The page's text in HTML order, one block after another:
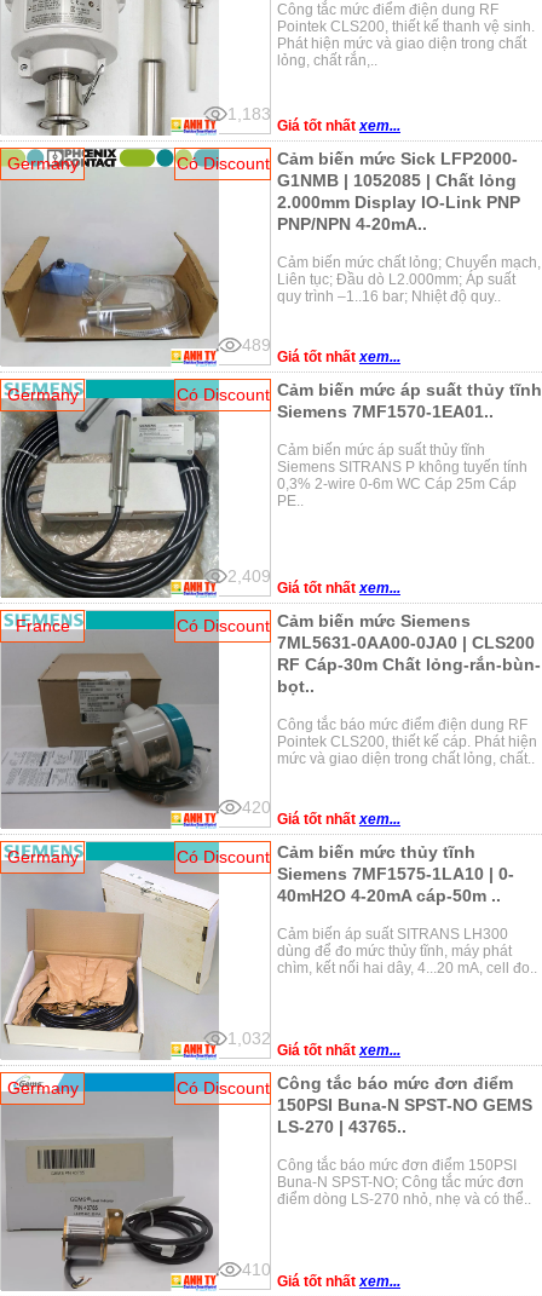
1,183
Công tắc mức điểm điện dung RF
Pointek CLS200, thiết kế thanh vệ sinh.
Phát hiện mức và giao diện trong chất
lỏng, chất rắn,..
Giá tốt nhấtxem...
Germany Có Discount
489
Cảm biến mức Sick LFP2000-
G1NMB | 1052085 | Chất lỏng
2.000mm Display IO-Link PNP
PNP/NPN 4-20mA..
Cảm biến mức chất lỏng; Chuyển mạch,
Liên tục; Đầu dò L2.000mm; Áp suất
quy trình –1..16 bar; Nhiệt độ quy..
Giá tốt nhấtxem...
Germany Có Discount
2,409
Cảm biến mức áp suất thủy tĩnh
Siemens 7MF1570-1EA01..
Cảm biến mức áp suất thủy tĩnh
Siemens SITRANS P không tuyến tính
0,3% 2-wire 0-6m WC Cáp 25m Cáp
PE..
Giá tốt nhấtxem...
France Có Discount
420
Cảm biến mức Siemens
7ML5631-0AA00-0JA0 | CLS200
RF Cáp-30m Chất lỏng-rắn-bùn-
bọt..
Công tắc báo mức điểm điện dung RF
Pointek CLS200, thiết kế cáp. Phát hiện
mức và giao diện trong chất lỏng, chất..
Giá tốt nhấtxem...
Germany Có Discount
1,032
Cảm biến mức thủy tĩnh
Siemens 7MF1575-1LA10 | 0-
40mH2O 4-20mA cáp-50m ..
Cảm biến áp suất SITRANS LH300
dùng để đo mức thủy tĩnh, máy phát
chìm, kết nối hai dây, 4...20 mA, cell đo..
Giá tốt nhấtxem...
Germany Có Discount
410
Công tắc báo mức đơn điểm
150PSI Buna-N SPST-NO GEMS
LS-270 | 43765..
Công tắc báo mức đơn điểm 150PSI
Buna-N SPST-NO; Công tắc mức đơn
điểm dòng LS-270 nhỏ, nhẹ và có thể..
Giá tốt nhấtxem...